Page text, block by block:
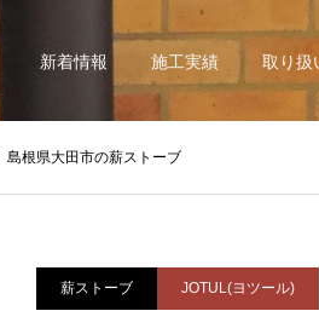
新着情報 施工実績 取り扱
島根県大田市の薪ストーブ
薪ストーブ JOTUL(ヨツール)